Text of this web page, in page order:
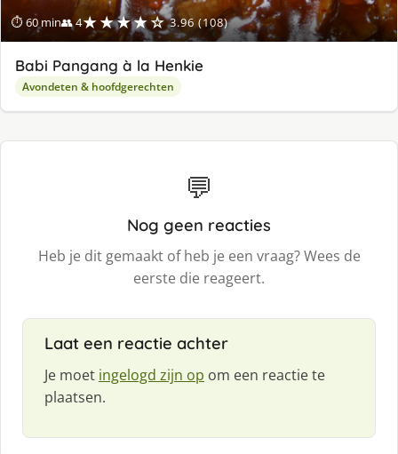
⏱ 60 min👥 4★★★★☆ 3.96 (108)
Babi Pangang à la Henkie
Avondeten & hoofdgerechten
💬
Nog geen reacties
Heb je dit gemaakt of heb je een vraag? Wees de
eerste die reageert.
Laat een reactie achter
Je moet ingelogd zijn op om een reactie te
plaatsen.